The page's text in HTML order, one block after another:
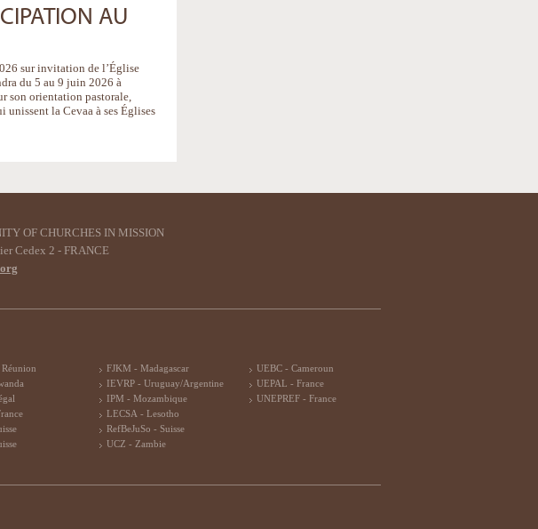
AU
sur invitation de l’Église
du 5 au 9 juin 2026 à
son orientation pastorale,
la Cevaa à ses Églises
OF CHURCHES IN MISSION
Cedex 2 - FRANCE
FJKM - Madagascar
IEVRP - Uruguay/Argentine
IPM - Mozambique
LECSA - Lesotho
RefBeJuSo - Suisse
UCZ - Zambie
UEBC - Cameroun
UEPAL - France
UNEPREF - France